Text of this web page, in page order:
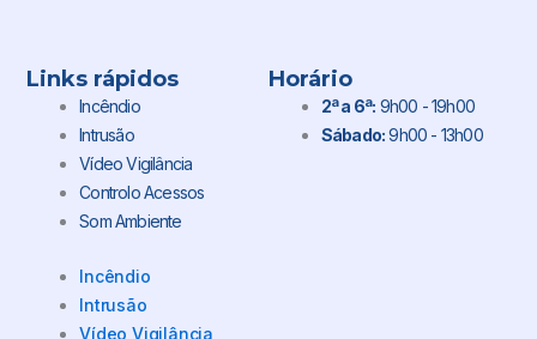
Links rápidos
Incêndio
Intrusão
Vídeo Vigilância
Controlo Acessos
Som Ambiente
Incêndio
Intrusão
Vídeo Vigilância
Horário
2ª a 6ª: 9h00 - 19h00
Sábado:9h00 - 13h00